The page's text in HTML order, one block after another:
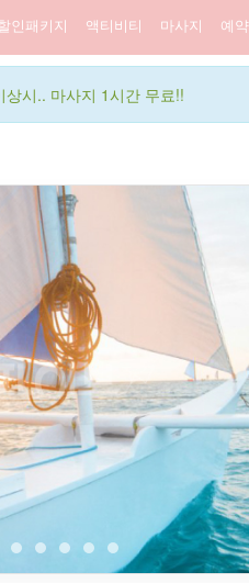
인패키지 액티비티 마사지 예
시.. 마사지 1시간 무료!!